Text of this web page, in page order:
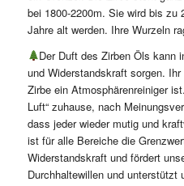
bei 1800-2200m. Sie wird bis zu
Jahre alt werden. Ihre Wurzeln
Der Duft des Zirben Öls kann
und Widerstandskraft sorgen.
Zirbe ein Atmosphärenreiniger
Luft“ zuhause, nach
dass jeder wieder mutig und
ist für alle Bereiche die
Widerstandskraft und fördert
Durchhaltewillen und